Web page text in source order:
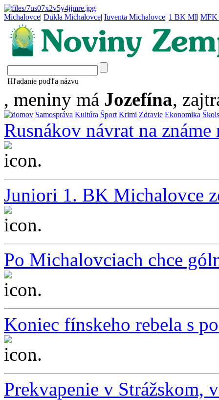
Michalovce| Dukla Michalovce| Iuventa Michalovce| 1 BK MI| MFK
Hľadanie poďľa názvu
, meniny má Jozefína,
Samospráva Kultúra Šport Krimi Zdravie Ekonomika
Rusnákov návrat na známe
...
Juniori 1. BK Michalovce
...
Po Michalovciach chce
...
Koniec fínskeho rebela s
...
Prekvapenie v Strážskom,